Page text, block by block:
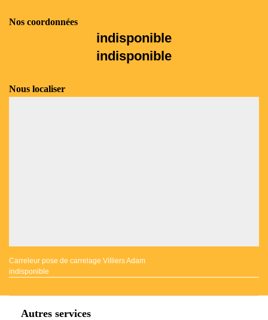
Nos coordonnées
indisponible
indisponible
Nous localiser
Carreleur pose de carrelage Villiers Adam
indisponible
Autres services